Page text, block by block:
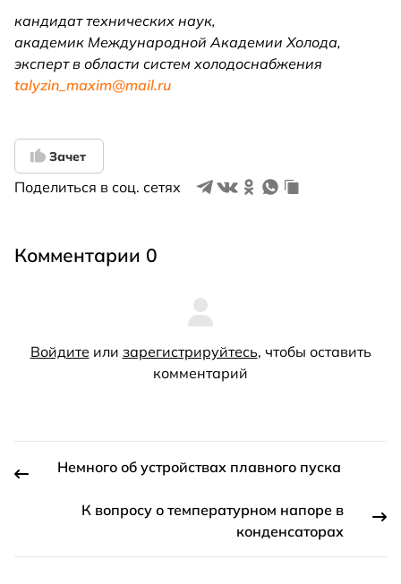
кандидат технических наук,
академик Международной Академии Холода,
эксперт в области систем холодоснабжения
talyzin_maxim@mail.ru
Зачет
Поделиться в соц. сетях
Комментарии 0
Войдите или зарегистрируйтесь, чтобы оставить
комментарий
Немного об устройствах плавного пуска
К вопросу о температурном напоре в
конденсаторах